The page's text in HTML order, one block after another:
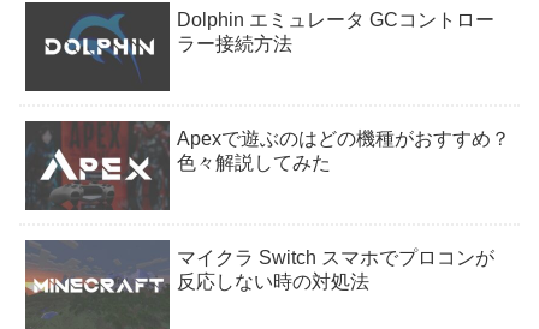
Dolphin エミュレータ GCコントロー
ラー接続方法
Apexで遊ぶのはどの機種がおすすめ？
色々解説してみた
マイクラ Switch スマホでプロコンが
反応しない時の対処法